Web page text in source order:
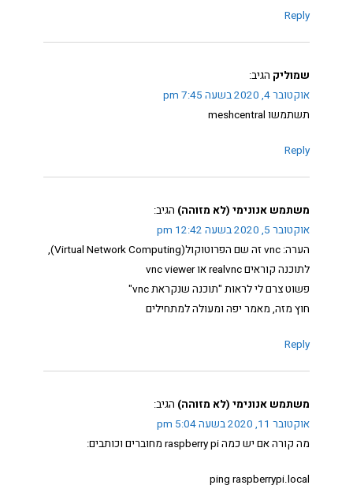
Reply
שמוליק הגיב:
אוקטובר 4, 2020 בשעה 7:45 pm
תשתמשו meshcentral
Reply
משתמש אנונימי (לא מזוהה) הגיב:
אוקטובר 5, 2020 בשעה 12:42 pm
הערה: vnc זה שם הפרוטוקול(Virtual Network Computing),
לתוכנה קוראים realvnc או vnc viewer
פשוט צרם לי לראות "תוכנה שנקראת vnc"
חוץ מזה, מאמר יפה ומעולה למתחילים
Reply
משתמש אנונימי (לא מזוהה) הגיב:
אוקטובר 11, 2020 בשעה 5:04 pm
מה קורה אם יש כמה raspberry pi מחוברים וכותבים:
ping raspberrypi.local